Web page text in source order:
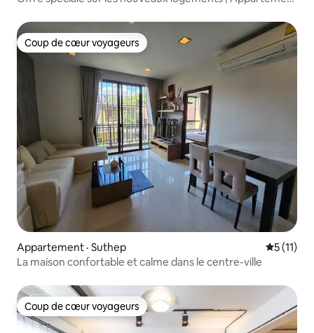
Chiang Mai | Baignoire | Stationnement
intérieur | Possibilité de cuisiner | E41
Coup de cœur voyageurs
Coup de cœur voyageurs
Appartement · Suthep Note
5 (11)
La maison confortable et calme dans le centre-ville
Coup de cœur voyageurs
Coup de cœur voyageurs